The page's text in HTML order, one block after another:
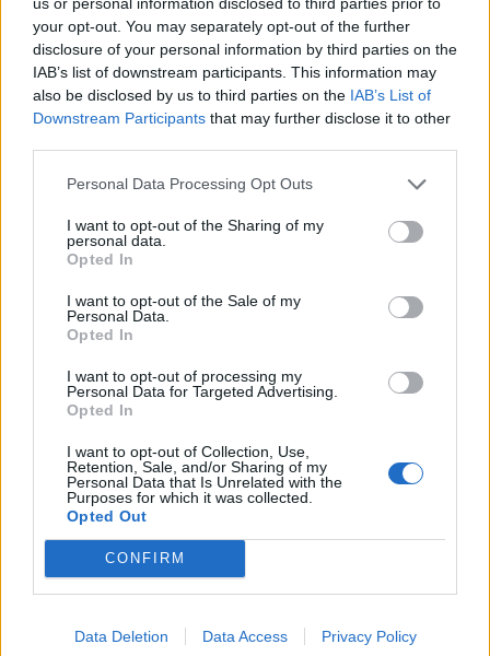
your opt-out. You may separately opt-out of the further
disclosure of your personal information by third parties on the
IAB’s list of downstream participants. This information may
also be disclosed by us to third parties on the IAB’s List of
Downstream Participants that may further disclose it to other
Personal Data Processing Opt Outs
I want to opt-out of the Sharing of my
personal data.
Opted In
I want to opt-out of the Sale of my
Personal Data.
Opted In
I want to opt-out of processing my
Personal Data for Targeted Advertising.
Opted In
I want to opt-out of Collection, Use,
Retention, Sale, and/or Sharing of my
Personal Data that Is Unrelated with the
Purposes for which it was collected.
Opted Out
CONFIRM
Data Deletion Data Access Privacy Policy
3
MATKAILU
Finnairin lennoista osan lentää
jatkossa toinen lentoyhtiö –
matkustajille tärkeä rajoitus
4